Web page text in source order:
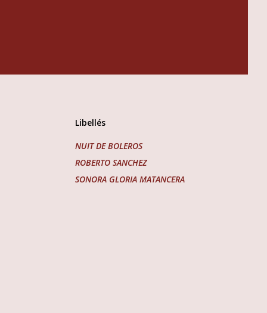
Libellés
NUIT DE BOLEROS
ROBERTO SANCHEZ
SONORA GLORIA MATANCERA